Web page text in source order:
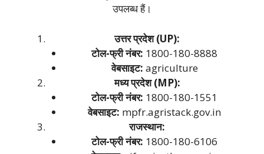
उपलब्ध हैं।
उत्तर प्रदेश (UP):
टोल-फ्री नंबर: 1800-180-8888
वेबसाइट: agriculture
मध्य प्रदेश (MP):
टोल-फ्री नंबर: 1800-180-1551
वेबसाइट: mpfr.agristack.gov.in
राजस्थान:
टोल-फ्री नंबर: 1800-180-6106